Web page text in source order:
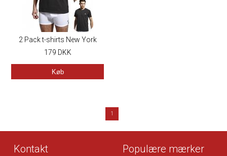
2 Pack t-shirts New York
Yankees
179 DKK
Køb
1
Kontakt Populære mærker